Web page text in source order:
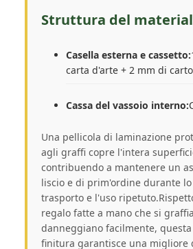
Struttura del
Casella esterna e cassetto:
carta d'arte + 2 mm di
Cassa del vassoio interno:
Una pellicola di laminazione
agli graffi copre l'intera
contribuendo a mantenere un
liscio e di prim'ordine durante
trasporto e l'uso
regalo fatte a mano che si
danneggiano facilmente,
finitura garantisce una migliore